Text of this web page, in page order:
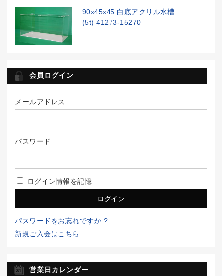
90x45x45 白底アクリル水槽
(5t) 41273-15270
会員ログイン
メールアドレス
パスワード
ログイン情報を記憶
パスワードをお忘れですか ?
新規ご入会はこちら
営業日カレンダー